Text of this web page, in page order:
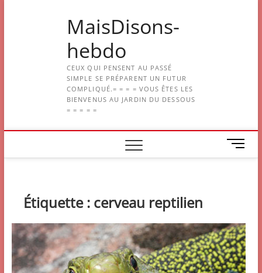
MaisDisons-
hebdo
CEUX QUI PENSENT AU PASSÉ
SIMPLE SE PRÉPARENT UN FUTUR
COMPLIQUÉ.= = = = VOUS ÊTES LES
BIENVENUS AU JARDIN DU DESSOUS
= = = = =
M
e
t
o
n
Étiquette : cerveau reptilien